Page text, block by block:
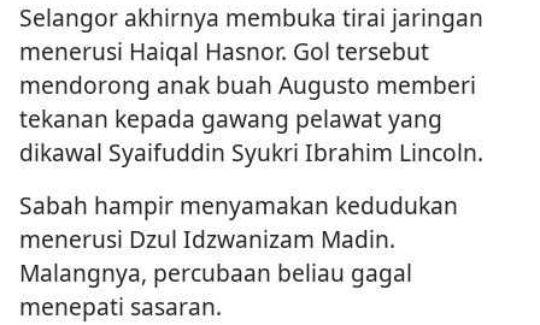
Selangor akhirnya membuka tirai jaringan
menerusi Haiqal Hasnor. Gol tersebut
mendorong anak buah Augusto memberi
tekanan kepada gawang pelawat yang
dikawal Syaifuddin Syukri Ibrahim Lincoln.
Sabah hampir menyamakan kedudukan
menerusi Dzul Idzwanizam Madin.
Malangnya, percubaan beliau gagal
menepati sasaran.